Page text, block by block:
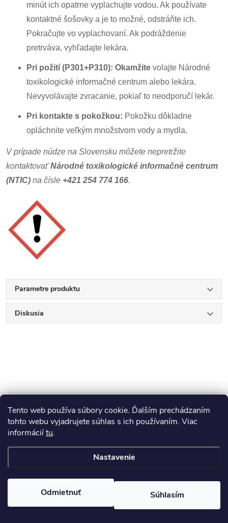
Tento web používa súbory cookie. Ďalším prechádzaním
tohto webu vyjadrujete súhlas s ich používaním. Viac
informáciítu.
Nastavenie
Odmietnuť Súhlasím
minút ich opatrne vyplachujte vodou. Ak používate
kontaktné šošovky a je to možné, odstráňte ich.
Pokračujte vo vyplachovaní. Ak podráždenie
pretrváva, vyhľadajte lekára.
Pri požití (P301+P310): Okamžite volajte Národné
toxikologické informačné centrum alebo lekára.
Nevyvolávajte zvracanie, pokiaľ to neodporučí lekár.
Pri kontakte s pokožkou: Pokožku dôkladne
opláchnite veľkým množstvom vody a mydla.
V prípade núdze na Slovensku môžete nepretržite
kontaktovaťNárodné toxikologické informačné centrum
(NTIC) na čísle +421 254 774 166.
Parametre produktu
Diskusia
Z
á
p
ä
Blog
Informácie pre vás
. Všetky práva vyhradené.